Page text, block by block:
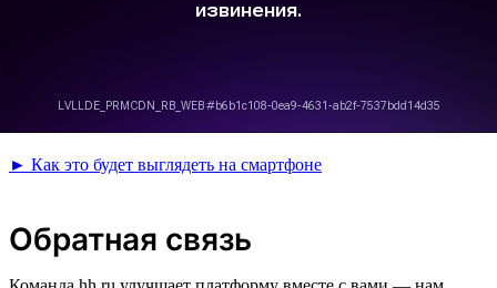
► Как это будет выглядеть на смартфоне
Обратная связь